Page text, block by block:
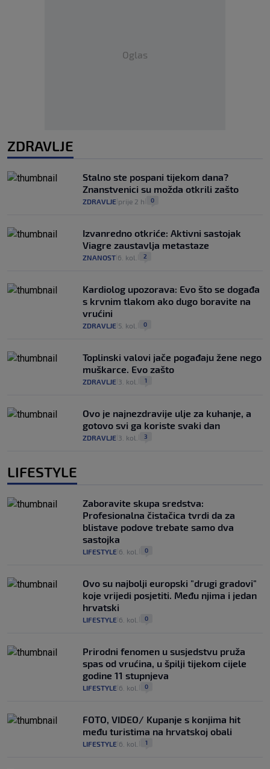
Oglas
ZDRAVLJE
Stalno ste pospani tijekom dana?
Znanstvenici su možda otkrili zašto
ZDRAVLJE prije 2 h 0
Izvanredno otkriće: Aktivni sastojak
Viagre zaustavlja metastaze
ZNANOST 6. kol. 2
Kardiolog upozorava: Evo što se događa
s krvnim tlakom ako dugo boravite na
vrućini
ZDRAVLJE 5. kol. 0
Toplinski valovi jače pogađaju žene nego
muškarce. Evo zašto
ZDRAVLJE 3. kol. 1
Ovo je najnezdravije ulje za kuhanje, a
gotovo svi ga koriste svaki dan
ZDRAVLJE 3. kol. 3
LIFESTYLE
Zaboravite skupa sredstva:
Profesionalna čistačica tvrdi da za
blistave podove trebate samo dva
sastojka
LIFESTYLE 6. kol. 0
Ovo su najbolji europski "drugi gradovi"
koje vrijedi posjetiti. Među njima i jedan
hrvatski
LIFESTYLE 6. kol. 0
Prirodni fenomen u susjedstvu pruža
spas od vrućina, u špilji tijekom cijele
godine 11 stupnjeva
LIFESTYLE 6. kol. 0
FOTO, VIDEO/ Kupanje s konjima hit
među turistima na hrvatskoj obali
LIFESTYLE 6. kol. 1